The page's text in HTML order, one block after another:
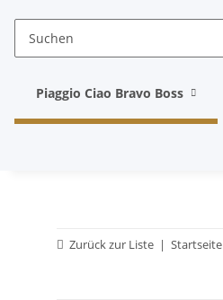
Piaggio Ciao Bravo Boss
Zurück zur Liste Startseite